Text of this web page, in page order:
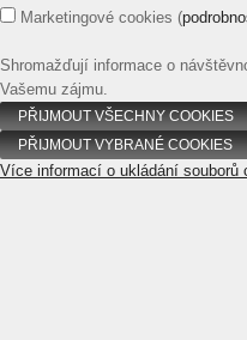
Marketingové cookies (
Shromažďují informace o
Vašemu zájmu.
Více informací o ukládání souborů